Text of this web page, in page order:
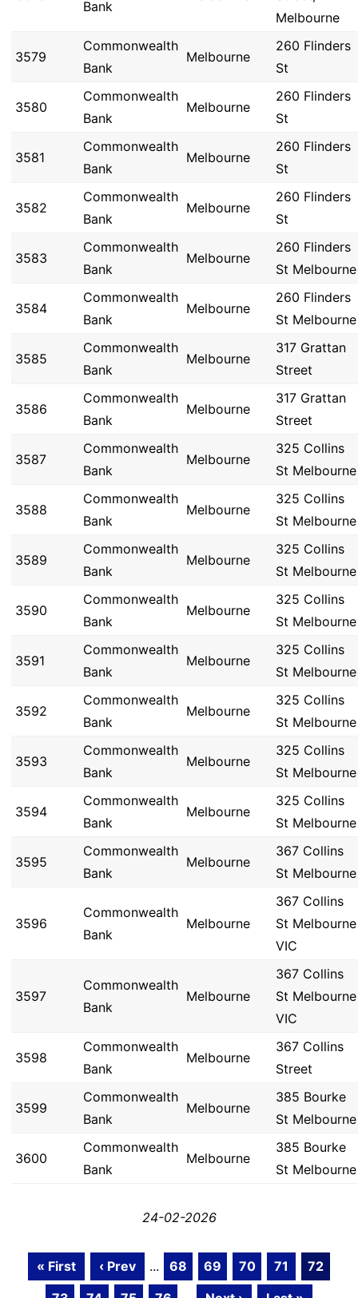
Bank
Melbourne
3579
Commonwealth
Bank
Melbourne
260 Flinders
St
3580
Commonwealth
Bank
Melbourne
260 Flinders
St
3581
Commonwealth
Bank
Melbourne
260 Flinders
St
3582
Commonwealth
Bank
Melbourne
260 Flinders
St
3583
Commonwealth
Bank
Melbourne
260 Flinders
St Melbourne
3584
Commonwealth
Bank
Melbourne
260 Flinders
St Melbourne
3585
Commonwealth
Bank
Melbourne
317 Grattan
Street
3586
Commonwealth
Bank
Melbourne
317 Grattan
Street
3587
Commonwealth
Bank
Melbourne
325 Collins
St Melbourne
3588
Commonwealth
Bank
Melbourne
325 Collins
St Melbourne
3589
Commonwealth
Bank
Melbourne
325 Collins
St Melbourne
3590
Commonwealth
Bank
Melbourne
325 Collins
St Melbourne
3591
Commonwealth
Bank
Melbourne
325 Collins
St Melbourne
3592
Commonwealth
Bank
Melbourne
325 Collins
St Melbourne
3593
Commonwealth
Bank
Melbourne
325 Collins
St Melbourne
3594
Commonwealth
Bank
Melbourne
325 Collins
St Melbourne
3595
Commonwealth
Bank
Melbourne
367 Collins
St Melbourne
3596
Commonwealth
Bank
Melbourne
367 Collins
St Melbourne
VIC
3597
Commonwealth
Bank
Melbourne
367 Collins
St Melbourne
VIC
3598
Commonwealth
Bank
Melbourne
367 Collins
Street
3599
Commonwealth
Bank
Melbourne
385 Bourke
St Melbourne
3600
Commonwealth
Bank
Melbourne
385 Bourke
St Melbourne
24-02-2026
« First ‹ Prev ... 68 69 70 71
72